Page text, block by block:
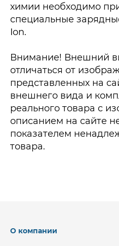
химии необходимо
специальные
Ion.
Внимание! Внешний
отличаться от
представленных на
внешнего вида и
реального товара с
описанием на сайте
показателем
товара.
О компании